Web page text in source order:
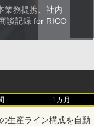
業務提携、社内
談記録 for RICO
1カ月
生産ライン構成を自動